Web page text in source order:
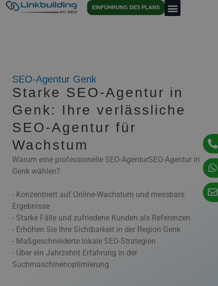
EINFÜHRUNG DES PLANS
SEO-Agentur Genk
Starke SEO-Agentur in
Genk: Ihre verlässliche
SEO-Agentur für
Wachstum
Warum eine professionelle SEO-AgenturSEO-Agentur in
Genk wählen?
- Konzentriert auf Online-Wachstum und messbare
Ergebnisse
- Starke Fälle und zufriedene Kunden als Referenzen
- Erhöhen Sie Ihre Sichtbarkeit in der Region Genk
- Maßgeschneiderte lokale SEO-Strategien
- Über ein Jahrzehnt Erfahrung in der
Suchmaschinenoptimierung